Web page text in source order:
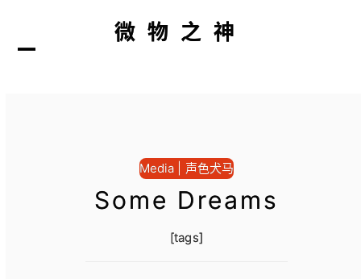
微物之神
Media | 声色犬马
Some Dreams
[tags]